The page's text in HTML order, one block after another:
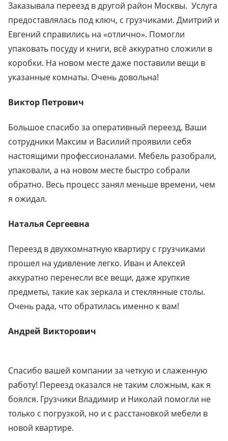
Заказывала переезд в другой район Москвы. Услуга
предоставлялась под ключ, с грузчиками. Дмитрий и
Евгений справились на «отлично». Помогли
упаковать посуду и книги, всё аккуратно сложили в
коробки. На новом месте даже поставили вещи в
указанные комнаты. Очень довольна!
Виктор Петрович
Большое спасибо за оперативный переезд. Ваши
сотрудники Максим и Василий проявили себя
настоящими профессионалами. Мебель разобрали,
упаковали, а на новом месте быстро собрали
обратно. Весь процесс занял меньше времени, чем
я ожидал.
Наталья Сергеевна
Переезд в двухкомнатную квартиру с грузчиками
прошел на удивление легко. Иван и Алексей
аккуратно перенесли все вещи, даже хрупкие
предметы, такие как зеркала и стеклянные столы.
Очень рада, что обратилась именно к вам!
Андрей Викторович
Спасибо вашей компании за четкую и слаженную
работу! Переезд оказался не таким сложным, как я
боялся. Грузчики Владимир и Николай помогли не
только с погрузкой, но и с расстановкой мебели в
новой квартире.